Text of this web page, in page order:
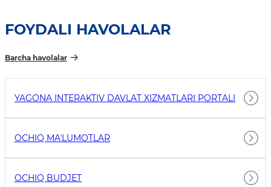
FOYDALI HAVOLALAR
Barcha havolalar
YAGONA INTERAKTIV DAVLAT XIZMATLARI PORTALI
OCHIQ MAʼLUMOTLAR
OCHIQ BUDJET